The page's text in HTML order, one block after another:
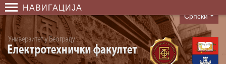
НАВИГАЦИЈА
Language
Српски